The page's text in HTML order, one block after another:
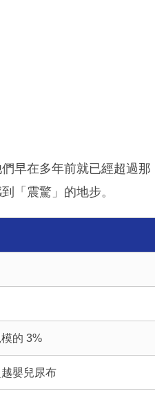
早在多年前就已經超過那
「震驚」的地步。
的 3%
嬰兒尿布